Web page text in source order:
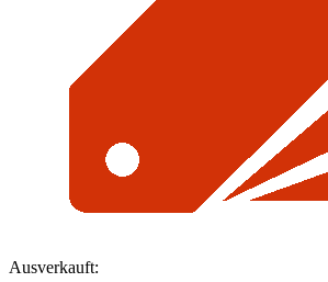
Ausverkauft: